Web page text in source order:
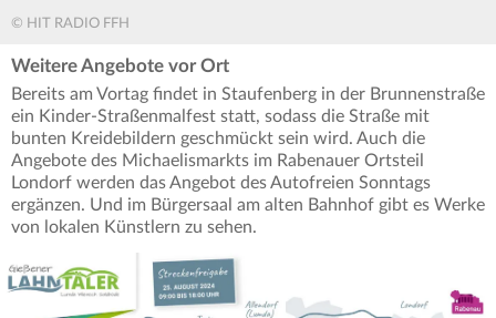
© HIT RADIO FFH
Weitere Angebote vor Ort
Bereits am Vortag findet in Staufenberg in der Brunnenstraße
ein Kinder-Straßenmalfest statt, sodass die Straße mit
bunten Kreidebildern geschmückt sein wird. Auch die
Angebote des Michaelismarkts im Rabenauer Ortsteil
Londorf werden das Angebot des Autofreien Sonntags
ergänzen. Und im Bürgersaal am alten Bahnhof gibt es Werke
von lokalen Künstlern zu sehen.